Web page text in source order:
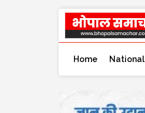
Home National